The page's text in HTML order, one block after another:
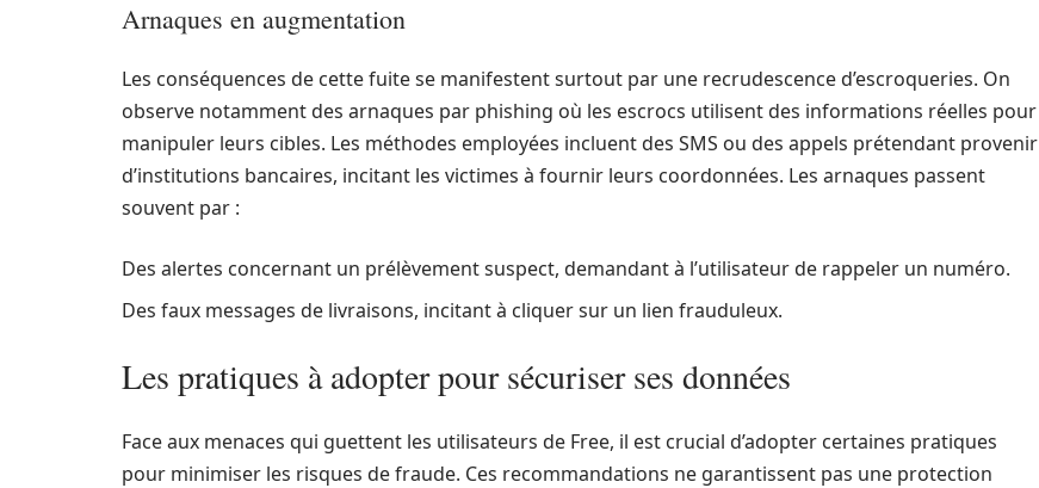
Arnaques en augmentation
Les conséquences de cette fuite se manifestent surtout par une recrudescence d’escroqueries. On
observe notamment des arnaques par phishing où les escrocs utilisent des informations réelles pour
manipuler leurs cibles. Les méthodes employées incluent des SMS ou des appels prétendant provenir
d’institutions bancaires, incitant les victimes à fournir leurs coordonnées. Les arnaques passent
souvent par :
Des alertes concernant un prélèvement suspect, demandant à l’utilisateur de rappeler un numéro.
Des faux messages de livraisons, incitant à cliquer sur un lien frauduleux.
Les pratiques à adopter pour sécuriser ses données
Face aux menaces qui guettent les utilisateurs de Free, il est crucial d’adopter certaines pratiques
pour minimiser les risques de fraude. Ces recommandations ne garantissent pas une protection